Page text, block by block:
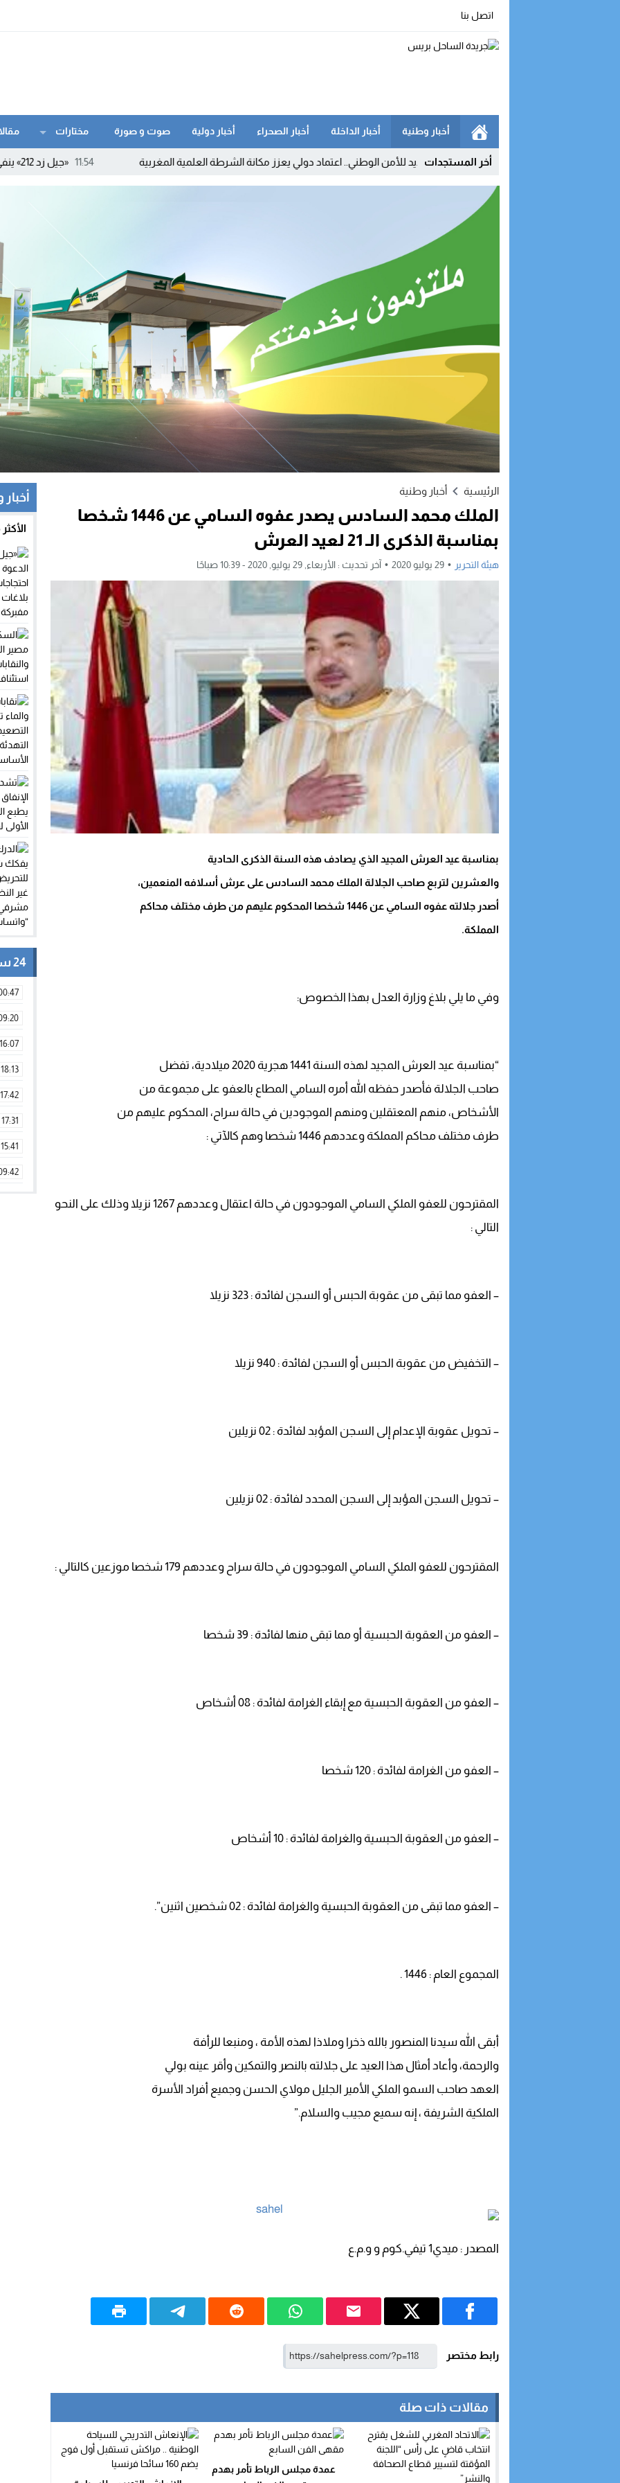
اتصل بنا
أخبار وطنية أخبار الداخلة أخبار الصحراء أخبار دولية صوت و صورة مختارات
أخر المستجدات 11:54 «جيل زد 212» ينفي الدعوة إلى أي احتجاجات ويحذر من بلاغات ومنشورات مفبركة إنجاز جديد للأمن الوطني.. اعتماد دولي يعزز مكانة الشرطة العلمية المغربية
الرئيسية أخبار وطنية
الملك محمد السادس يصدر عفوه السامي عن 1446 شخصا
بمناسبة الذكرى الـ 21 لعيد العرش
هيئة التحرير 29 يوليو 2020 آخر تحديث : الأربعاء, 29 يوليو, 2020 - 10:39 صباحًا
بمناسبة عيد العرش المجيد الذي يصادف هذه السنة الذكرى الحادية
والعشرين لتربع صاحب الجلالة الملك محمد السادس على عرش أسلافه المنعمين،
أصدر جلالته عفوه السامي عن 1446 شخصا المحكوم عليهم من طرف مختلف محاكم
المملكة.
وفي ما يلي بلاغ وزارة العدل بهذا الخصوص:
“بمناسبة عيد العرش المجيد لهذه السنة 1441 هجرية 2020 ميلادية، تفضل
صاحب الجلالة فأصدر حفظه الله أمره السامي المطاع بالعفو على مجموعة من
الأشخاص، منهم المعتقلين ومنهم الموجودين في حالة سراح، المحكوم عليهم من
طرف مختلف محاكم المملكة وعددهم 1446 شخصا وهم كالآتي :
المقترحون للعفو الملكي السامي الموجودون في حالة اعتقال وعددهم 1267 نزيلا وذلك على النحو
التالي :
– العفو مما تبقى من عقوبة الحبس أو السجن لفائدة : 323 نزيلا
– التخفيض من عقوبة الحبس أو السجن لفائدة : 940 نزيلا
– تحويل عقوبة الإعدام إلى السجن المؤبد لفائدة : 02 نزيلين
– تحويل السجن المؤبد إلى السجن المحدد لفائدة : 02 نزيلين
المقترحون للعفو الملكي السامي الموجودون في حالة سراح وعددهم 179 شخصا موزعين كالتالي :
– العفو من العقوبة الحبسية أو مما تبقى منها لفائدة : 39 شخصا
– العفو من العقوبة الحبسية مع إبقاء الغرامة لفائدة : 08 أشخاص
– العفو من الغرامة لفائدة : 120 شخصا
– العفو من العقوبة الحبسية والغرامة لفائدة : 10 أشخاص
– العفو مما تبقى من العقوبة الحبسية والغرامة لفائدة : 02 شخصين اثنين”.
المجموع العام : 1446 .
أبقى الله سيدنا المنصور بالله ذخرا وملاذا لهذه الأمة ، ومنبعا للرأفة
والرحمة، وأعاد أمثال هذا العيد على جلالته بالنصر والتمكين وأقر عينه بولي
العهد صاحب السمو الملكي الأمير الجليل مولاي الحسن وجميع أفراد الأسرة
الملكية الشريفة ، إنه سميع مجيب والسلام.”
المصدر : ميدي1 تيفي.كوم و و.م.ع
رابط مختصر
مقالات ذات صلة
عمدة مجلس الرباط تأمر بهدم
24 ساعة
16:07
18:13
17:42
17:31
15:41